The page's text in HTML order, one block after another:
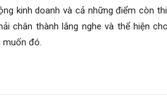
kinh doanh và cả những điểm còn
chân thành lắng nghe và thể hiện
muốn đó.